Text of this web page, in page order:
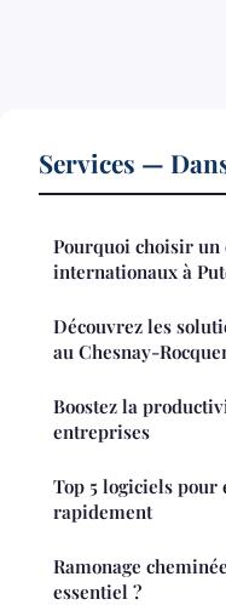
Services —
Pourquoi choisir un
internationaux à
Découvrez les
au Chesnay-
Boostez la
entreprises
Top 5 logiciels
rapidement
Ramonage
essentiel ?